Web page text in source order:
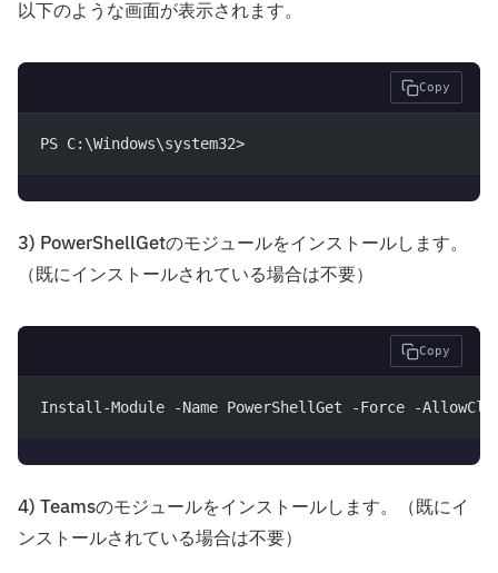
以下のような画面が表示されます。
Copy
PS C:\Windows\system32>
3) PowerShellGetのモジュールをインストールします。
（既にインストールされている場合は不要）
Copy
Install-Module -Name PowerShellGet -Force -
4) Teamsのモジュールをインストールします。（既にイ
ンストールされている場合は不要）